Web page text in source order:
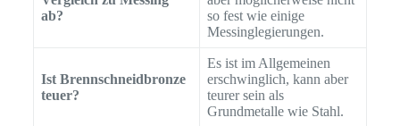
ab?
so fest wie einige
Messinglegierungen.
Ist Brennschneidbronze
teuer?
Es ist im Allgemeinen
erschwinglich, kann aber
teurer sein als
Grundmetalle wie Stahl.